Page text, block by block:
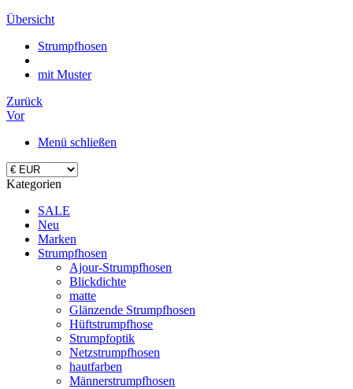
Übersicht
Strumpfhosen
mit Muster
Zurück
Vor
Menü schließen
Kategorien
SALE
Neu
Marken
Strumpfhosen
Ajour-Strumpfhosen
Blickdichte
matte
Glänzende Strumpfhosen
Hüftstrumpfhose
Strumpfoptik
Netzstrumpfhosen
hautfarben
Männerstrumpfhosen